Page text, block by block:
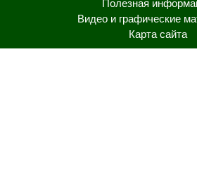
Полезная
Видео и графические
Карта сайта